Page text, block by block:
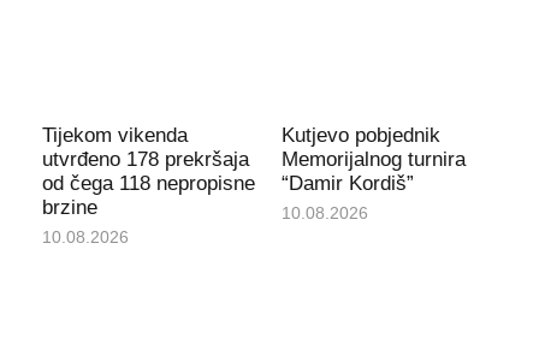
Tijekom vikenda
utvrđeno 178 prekršaja
od čega 118 nepropisne
brzine
10.08.2026
Kutjevo pobjednik
Memorijalnog turnira
“Damir Kordiš”
10.08.2026